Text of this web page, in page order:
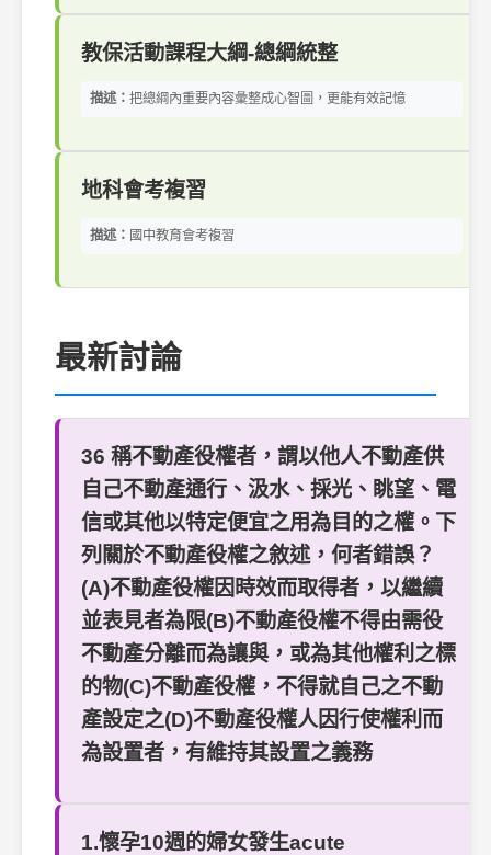
教保活動課程大綱-總綱統整
描述： 把總綱內重要內容彙整成心智圖，更能有效記憶
地科會考複習
描述： 國中教育會考複習
最新討論
36 稱不動產役權者，謂以他人不動產供
自己不動產通行、汲水、採光、眺望、電
信或其他以特定便宜之用為目的之權。下
列關於不動產役權之敘述，何者錯誤？
(A)不動產役權因時效而取得者，以繼續
並表見者為限(B)不動產役權不得由需役
不動產分離而為讓與，或為其他權利之標
的物(C)不動產役權，不得就自己之不動
產設定之(D)不動產役權人因行使權利而
為設置者，有維持其設置之義務
1.懷孕10週的婦女發生acute